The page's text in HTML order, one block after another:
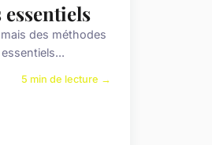
des méthodes
5 min de lecture →